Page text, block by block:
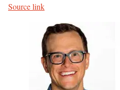
Source link